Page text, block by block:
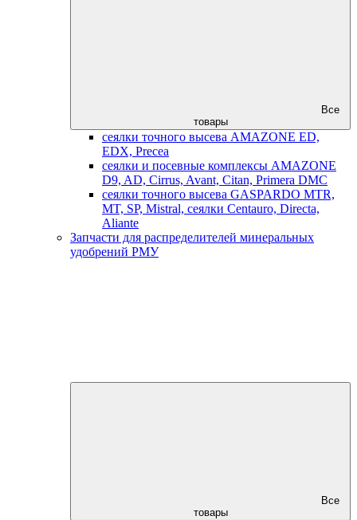
Все
товары
сеялки точного высева AMAZONE ED,
EDX, Precea
сеялки и посевные комплексы AMAZONE
D9, AD, Cirrus, Avant, Citan, Primera DMC
сеялки точного высева GASPARDO MTR,
MT, SP, Mistral, сеялки Centauro, Directa,
Aliante
Запчасти для распределителей минеральных
удобрений РМУ
Все
товары